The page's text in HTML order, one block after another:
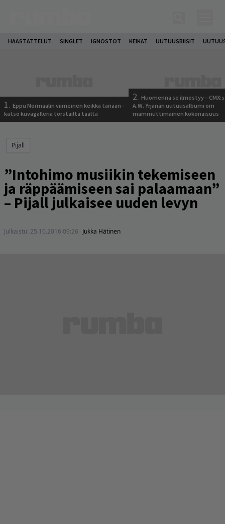
HAASTATTELUT SINGLET IGNOSTOT KEIKAT UUTUUSBIISIT
1. Eppu Normaalin viimeinen keikka tänään –
katso kuvagalleria torstailta täältä
2. Huomenna se ilmestyy –
A.W. Yrjänän uutuusalbumi om
mammuttimainen kokonaisuus
Pijall
”Intohimo musiikin tekemiseen
ja räppäämiseen sai palaamaan”
– Pijall julkaisee uuden levyn
Julkaistu: 25.10.2016 09:26 Jukka Hätinen